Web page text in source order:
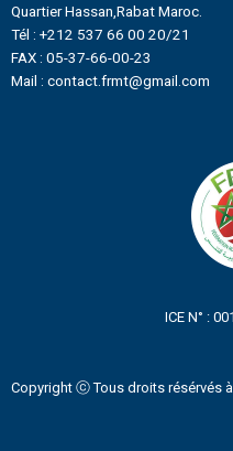
Quartier Hassan,Rabat Maroc.
Tél : +212 537 66 00 20/21
FAX : 05-37-66-00-23
Mail : contact.frmt@gmail.com
ICE N° :
Copyright ⓒ Tous droits résérvés à